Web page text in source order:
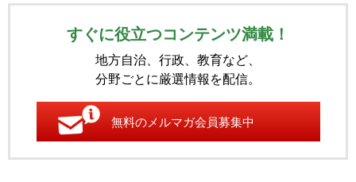
すぐに役立つコンテンツ満載！
地方自治、行政、教育など、
分野ごとに厳選情報を配信。
無料のメルマガ会員募集中